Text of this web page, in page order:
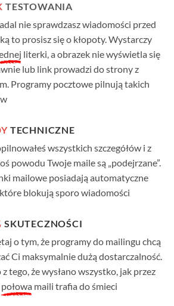
TESTOWANIA
nie sprawdzasz wiadomości przed
to prosisz się o kłopoty. Wystarczy
literki, a obrazek nie wyświetla się
lub link prowadzi do strony z
Programy pocztowe pilnują takich
TECHNICZNE
wszystkich szczegółów i z
powodu Twoje maile są „podejrzane”.
mailowe posiadają automatyczne
blokują sporo wiadomości
SKUTECZNOŚCI
o tym, że programy do mailingu chcą
Ci maksymalnie dużą dostarczalność.
z tego, że wysłano wszystko, jak przez
połowa maili trafia do śmieci